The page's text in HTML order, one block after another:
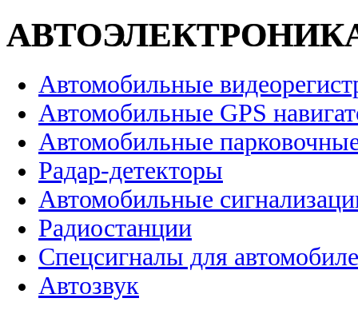
Автомобильные
Автомобильные GPS
Автомобильные
Радар-детекторы
Автомобильные
Радиостанции
Спецсигналы для
Автозвук